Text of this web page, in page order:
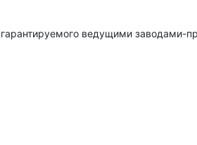
ведущими заводами-